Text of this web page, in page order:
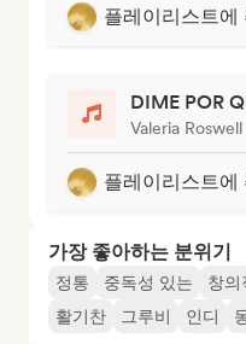
플레이리스트에
DIME POR
Valeria Roswell
플레이리스트에
가장 좋아하는 분위기
정통 중독성 있는 창의
활기찬
그루비 인디